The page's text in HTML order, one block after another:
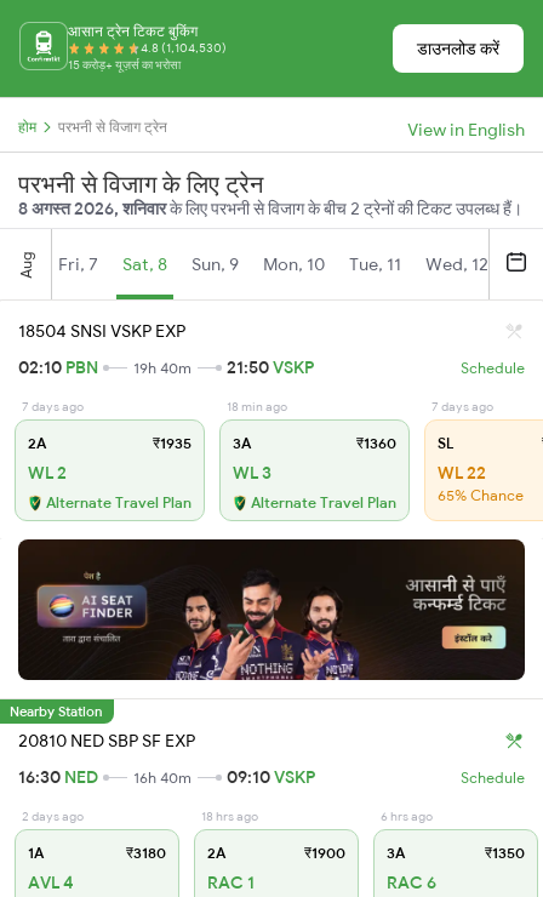
आसान ट्रेन टिकट बुकिंग
4.8 (1,104,530)
15 करोड़+ यूज़र्स का भरोसा
डाउनलोड करें
होम परभनी से विजाग ट्रेन View in English
परभनी से विजाग के लिए ट्रेन
8 अगस्त 2026, शनिवारके लिए परभनी से विजाग के बीच 2 ट्रेनों की टिकट उपलब्ध हैं।
Aug Fri, 7 Sat, 8 Sun, 9 Mon, 10 Tue, 11 Wed, 12
18504 SNSI VSKP EXP
02:10 PBN 19h 40m 21:50VSKP Schedule
7 days ago
2A ₹1935
WL 2
Alternate Travel Plan
18 min ago
3A ₹1360
WL 3
Alternate Travel Plan
7 days ago
SL
WL 22
65% Chance
Nearby Station
20810 NED SBP SF EXP
16:30 NED 16h 40m 09:10VSKP Schedule
2 days ago
1A ₹3180
AVL 4
18 hrs ago
2A ₹1900
RAC 1
6 hrs ago
3A ₹1350
RAC 6